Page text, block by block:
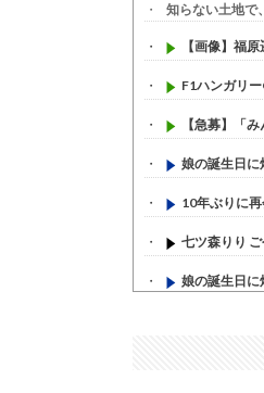
知らない土地で
【画像】福
F1ハンガリ
【急募】「
娘の誕生日に
10年ぶりに
七ツ森りり
娘の誕生日に